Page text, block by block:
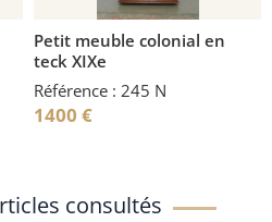
Petit meuble colonial en
teck XIXe
Référence : 245 N
1400 €
consultés